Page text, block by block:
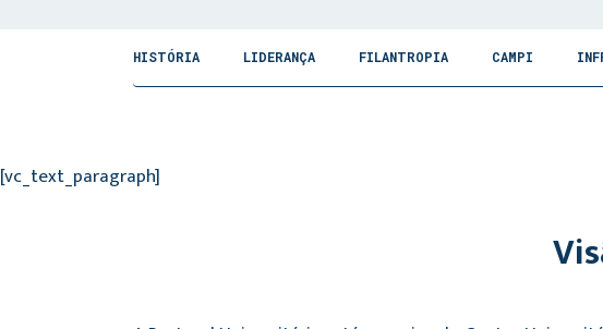
HISTÓRIA LIDERANÇA FILANTROPIA CAMPI
[vc_text_paragraph]